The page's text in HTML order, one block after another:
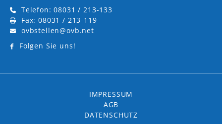
Telefon: 08031 / 213-133
Fax: 08031 / 213-119
ovbstellen@ovb.net
Folgen Sie uns!
IMPRESSUM
AGB
DATENSCHUTZ